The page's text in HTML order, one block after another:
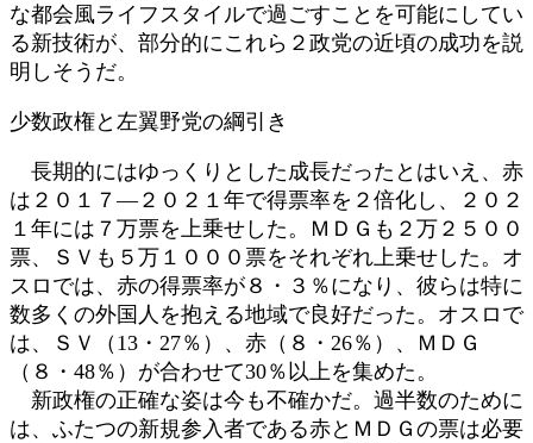
な都会風ライフスタイルで過ごすことを可能にしてい
る新技術が、部分的にこれら２政党の近頃の成功を説
明しそうだ。
少数政権と左翼野党の綱引き
長期的にはゆっくりとした成長だったとはいえ、赤
は２０１７―２０２１年で得票率を２倍化し、２０２
１年には７万票を上乗せした。ＭＤＧも２万２５００
票、ＳＶも５万１０００票をそれぞれ上乗せした。オ
スロでは、赤の得票率が８・３％になり、彼らは特に
数多くの外国人を抱える地域で良好だった。オスロで
は、ＳＶ（13・27％）、赤（８・26％）、ＭＤＧ
（８・48％）が合わせて30％以上を集めた。
新政権の正確な姿は今も不確かだ。過半数のために
は、ふたつの新規参入者である赤とＭＤＧの票は必要